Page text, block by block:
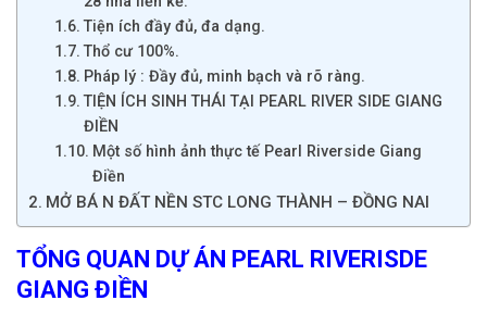
Tiện ích đầy đủ, đa dạng.
Thổ cư 100%.
Pháp lý : Đầy đủ, minh bạch và rõ ràng.
TIỆN ÍCH SINH THÁI TẠI PEARL RIVER SIDE GIANG
ĐIỀN
Một số hình ảnh thực tế Pearl Riverside Giang
Điền
MỞ BÁ N ĐẤT NỀN STC LONG THÀNH – ĐỒNG NAI
TỔNG QUAN DỰ ÁN PEARL RIVERISDE
GIANG ĐIỀN